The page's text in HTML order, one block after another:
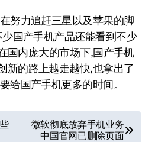
努力追赶三星以及苹果的脚
国产手机产品还能看到不少
国内庞大的市场下,国产手机
新的路上越走越快,也拿出了
给国产手机更多的时间。
微软彻底放弃手机业务
中国官网已删除页面